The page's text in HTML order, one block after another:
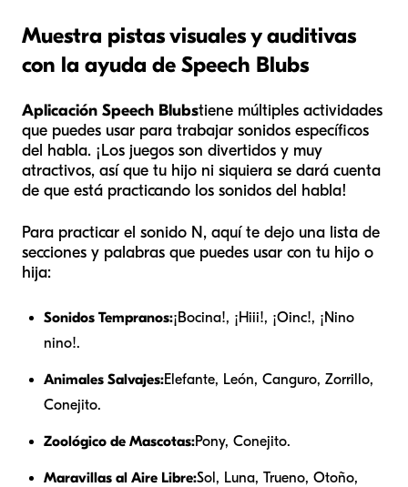
Muestra pistas visuales y auditivas
con la ayuda de Speech Blubs
Aplicación Speech Blubstiene múltiples actividades
que puedes usar para trabajar sonidos específicos
del habla. ¡Los juegos son divertidos y muy
atractivos, así que tu hijo ni siquiera se dará cuenta
de que está practicando los sonidos del habla!
Para practicar el sonido N, aquí te dejo una lista de
secciones y palabras que puedes usar con tu hijo o
hija:
Sonidos Tempranos:¡Bocina!, ¡Hiii!, ¡Oinc!, ¡Nino
nino!.
Animales Salvajes:Elefante, León, Canguro, Zorrillo,
Conejito.
Zoológico de Mascotas:Pony, Conejito.
Maravillas al Aire Libre:Sol, Luna, Trueno, Otoño,